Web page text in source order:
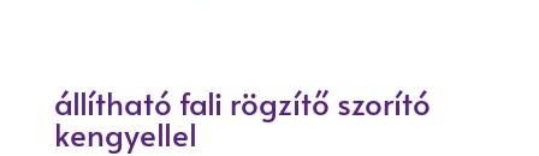
állítható fali rögzítő szorító
kengyellel